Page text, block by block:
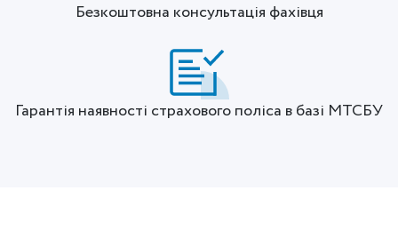
Безкоштовна консультація фахівця
Гарантія наявності страхового поліса в базі МТСБУ